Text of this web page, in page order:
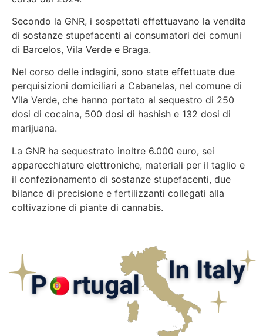
Secondo la GNR, i sospettati effettuavano la vendita
di sostanze stupefacenti ai consumatori dei comuni
di Barcelos, Vila Verde e Braga.
Nel corso delle indagini, sono state effettuate due
perquisizioni domiciliari a Cabanelas, nel comune di
Vila Verde, che hanno portato al sequestro di 250
dosi di cocaina, 500 dosi di hashish e 132 dosi di
marijuana.
La GNR ha sequestrato inoltre 6.000 euro, sei
apparecchiature elettroniche, materiali per il taglio e
il confezionamento di sostanze stupefacenti, due
bilance di precisione e fertilizzanti collegati alla
coltivazione di piante di cannabis.